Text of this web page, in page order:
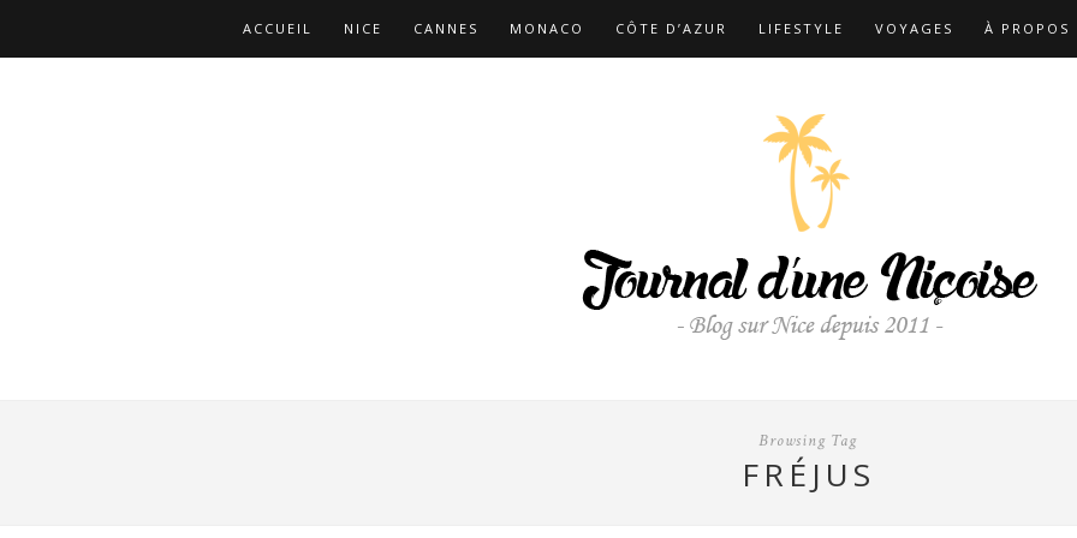
ACCUEIL NICE CANNES MONACO CÔTE D’AZUR LIFESTYLE VOYAGES À PROPOS
Browsing Tag
FRÉJUS